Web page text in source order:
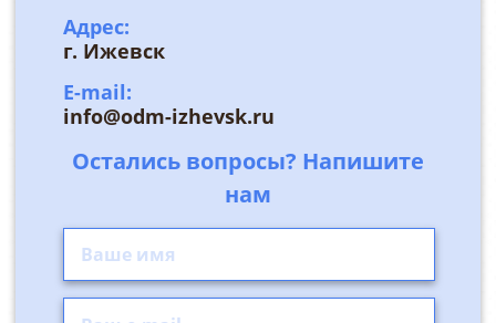
Адрес:
г. Ижевск
E-mail:
info@odm-izhevsk.ru
Остались вопросы? Напишите
нам